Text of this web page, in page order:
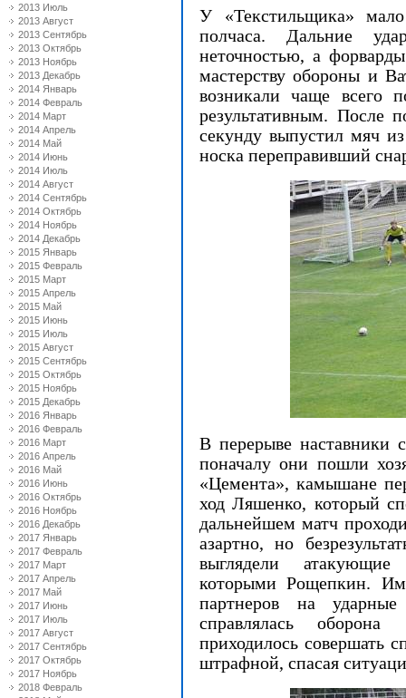
2013 Июль
2013 Август
2013 Сентябрь
2013 Октябрь
2013 Ноябрь
2013 Декабрь
2014 Январь
2014 Февраль
2014 Март
2014 Апрель
2014 Май
2014 Июнь
2014 Июль
2014 Август
2014 Сентябрь
2014 Октябрь
2014 Ноябрь
2014 Декабрь
2015 Январь
2015 Февраль
2015 Март
2015 Апрель
2015 Май
2015 Июнь
2015 Июль
2015 Август
2015 Сентябрь
2015 Октябрь
2015 Ноябрь
2015 Декабрь
2016 Январь
2016 Февраль
2016 Март
2016 Апрель
2016 Май
2016 Июнь
2016 Октябрь
2016 Ноябрь
2016 Декабрь
2017 Январь
2017 Февраль
2017 Март
2017 Апрель
2017 Май
2017 Июнь
2017 Июль
2017 Август
2017 Сентябрь
2017 Октябрь
2017 Ноябрь
2018 Февраль
У «Текстильщика»
полчаса. Дальние
неточностью, а
мастерству обороны и
возникали чаще всего
результативным. После
секунду выпустил мяч
носка переправивший
В перерыве наставники
поначалу они пошли
«Цемента», камышане
ход Ляшенко, который
дальнейшем матч
азартно, но
выглядели
которыми Рощепкин.
партнеров на
справлялась
приходилось совершать
штрафной, спасая